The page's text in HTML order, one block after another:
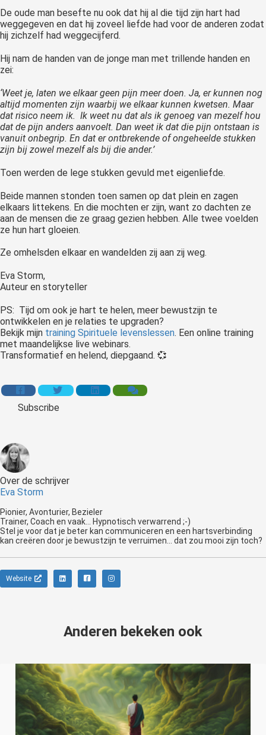
De oude man besefte nu ook dat hij al die tijd zijn hart had
weggegeven en dat hij zoveel liefde had voor de anderen zodat
hij zichzelf had weggecijferd.
Hij nam de handen van de jonge man met trillende handen en
zei:
‘Weet je, laten we elkaar geen pijn meer doen. Ja, er kunnen nog
altijd momenten zijn waarbij we elkaar kunnen kwetsen. Maar
dat risico neem ik. Ik weet nu dat als ik genoeg van mezelf hou
dat de pijn anders aanvoelt. Dan weet ik dat die pijn ontstaan is
vanuit onbegrip. En dat erontbrekende ofongeheelde stukken
zijn bij zowel mezelf als bij die ander.’
Toen werden de lege stukken gevuld met eigenliefde.
Beide mannen stonden toen samen op dat plein en zagen
elkaars littekens. En die mochten er zijn, want zo dachten ze
aan de mensen die ze graag gezien hebben. Alle twee voelden
ze hun hart gloeien.
Ze omhelsden elkaar en wandelden zij aan zij weg.
Eva Storm,
Auteur en storyteller
PS: Tijd om ook je hart te helen, meer bewustzijn te
ontwikkelen en je relaties te upgraden?
Bekijk mijn training Spirituele levenslessen. Een online training
met maandelijkse live webinars.
Transformatief en helend, diepgaand. 💞
Subscribe
Over de schrijver
Eva Storm
Pionier, Avonturier, Bezieler
Trainer, Coach en vaak... Hypnotisch verwarrend ;-)
Stel je voor dat je beter kan communiceren en een hartsverbinding
kan creëren door je bewustzijn te verruimen... dat zou mooi zijn toch?
Website
Anderen bekeken ook